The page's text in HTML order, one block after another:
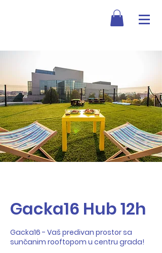
Gacka16 Hub 12h
Gacka16 - Vaš predivan prostor sa
sunčanim rooftopom u centru grada!